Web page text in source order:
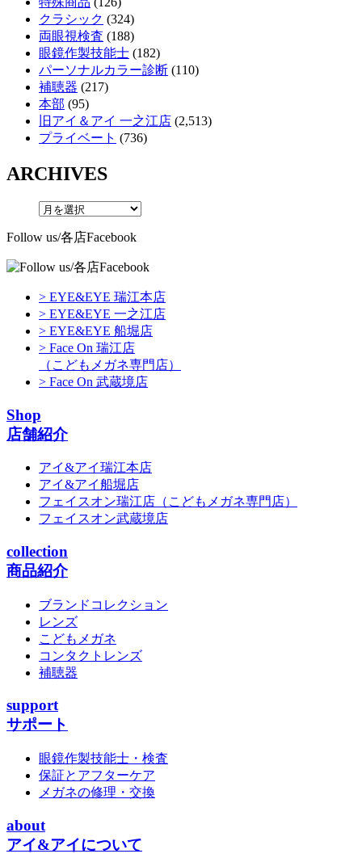
クラシック (324)
両眼視検査 (188)
眼鏡作製技能士 (182)
パーソナルカラー診断 (110)
補聴器 (217)
本部 (95)
旧アイ＆アイ 一之江店 (2,513)
プライベート (736)
ARCHIVES
Follow us/各店Facebook
> EYE&EYE 瑞江本店
> EYE&EYE 一之江店
> EYE&EYE 船堀店
> Face On 瑞江店
（こどもメガネ専門店）
> Face On 武蔵境店
Shop
店舗紹介
アイ&アイ瑞江本店
アイ&アイ船堀店
フェイスオン瑞江店 （こどもメガネ専門店）
フェイスオン武蔵境店
collection
商品紹介
ブランドコレクション
レンズ
こどもメガネ
コンタクトレンズ
補聴器
support
サポート
眼鏡作製技能士・検査
保証とアフターケア
メガネの修理・交換
about
アイ&アイについて